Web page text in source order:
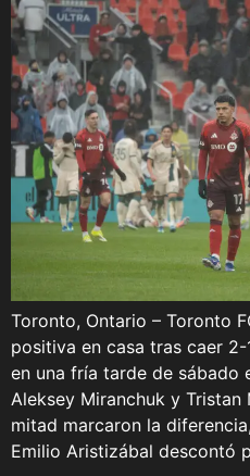
Toronto, Ontario – Toronto
positiva en casa tras caer
en una fría tarde de sábado
Aleksey Miranchuk y Tristan
mitad marcaron la
Emilio Aristizábal descontó